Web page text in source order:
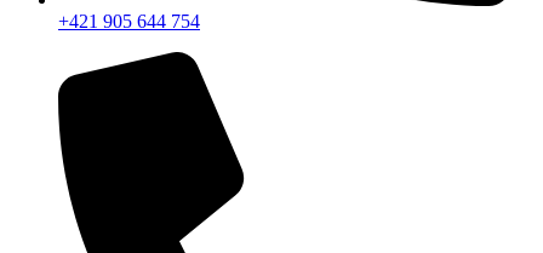
+421 905 644 754